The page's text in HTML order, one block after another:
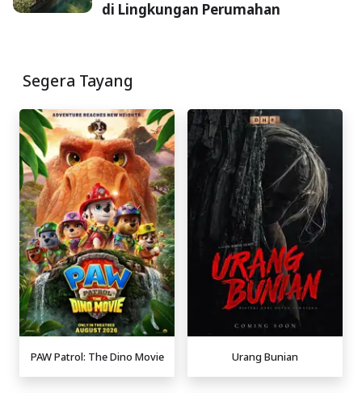
di Lingkungan Perumahan
Segera Tayang
PAW Patrol: The Dino Movie Urang Bunian